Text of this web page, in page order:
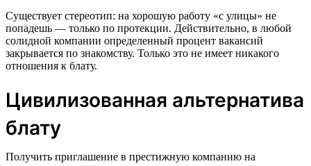
Существует стереотип: на хорошую работу «с улицы» не
попадешь — только по протекции. Действительно, в любой
солидной компании определенный процент вакансий
закрывается по знакомству. Только это не имеет никакого
отношения к блату.
Цивилизованная альтернатива
блату
Получить приглашение в престижную компанию на